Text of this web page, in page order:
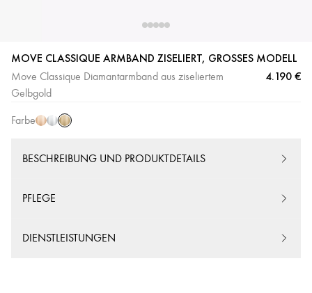
MOVE CLASSIQUE ARMBAND ZISELIERT, GROSSES MODELL
Move Classique Diamantarmband aus ziseliertem
Gelbgold
4.190 €
Farbe
Roségold
Weißgold
Gelbgold
BESCHREIBUNG UND PRODUKTDETAILS
PFLEGE
DIENSTLEISTUNGEN